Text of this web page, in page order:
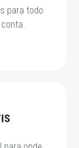
para todo